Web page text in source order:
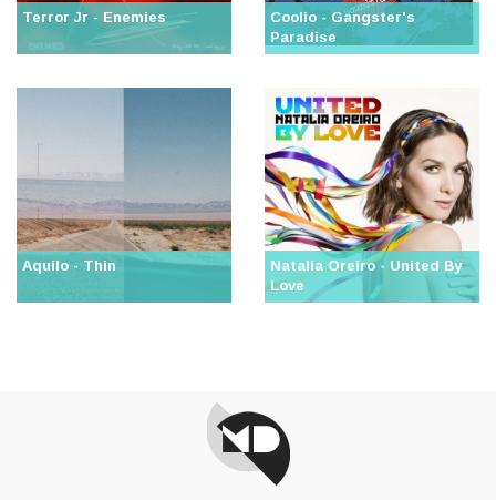
Terror Jr - Enemies
Coolio - Gangster's
Paradise
Aquilo - Thin
Natalia Oreiro - United By
Love